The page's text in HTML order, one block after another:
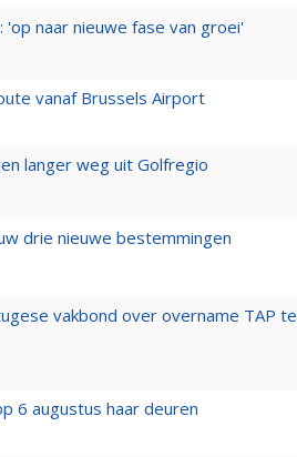
naar nieuwe fase van groei'
vanaf Brussels Airport
langer weg uit Golfregio
drie nieuwe bestemmingen
vakbond over overname TAP te
6 augustus haar deuren